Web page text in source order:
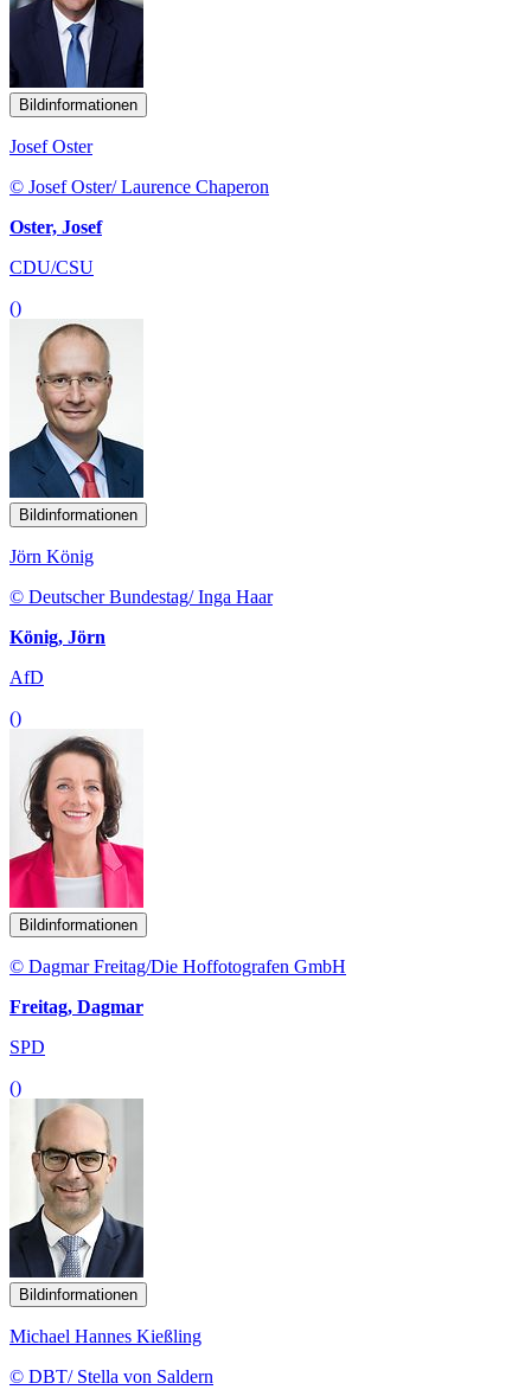
Bildinformationen
Josef Oster
© Josef Oster/ Laurence Chaperon
Oster, Josef
CDU/CSU
()
Bildinformationen
Jörn König
© Deutscher Bundestag/ Inga Haar
König, Jörn
AfD
()
Bildinformationen
© Dagmar Freitag/Die Hoffotografen GmbH
Freitag, Dagmar
SPD
()
Bildinformationen
Michael Hannes Kießling
© DBT/ Stella von Saldern